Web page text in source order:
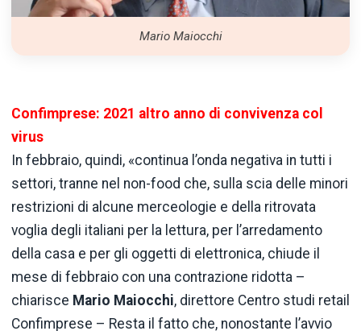
Mario Maiocchi
Confimprese: 2021 altro anno di convivenza col
virus
In febbraio, quindi, «continua l’onda negativa in tutti i
settori, tranne nel non-food che, sulla scia delle minori
restrizioni di alcune merceologie e della ritrovata
voglia degli italiani per la lettura, per l’arredamento
della casa e per gli oggetti di elettronica, chiude il
mese di febbraio con una contrazione ridotta –
chiarisce Mario Maiocchi, direttore Centro studi retail
Confimprese – Resta il fatto che, nonostante l’avvio